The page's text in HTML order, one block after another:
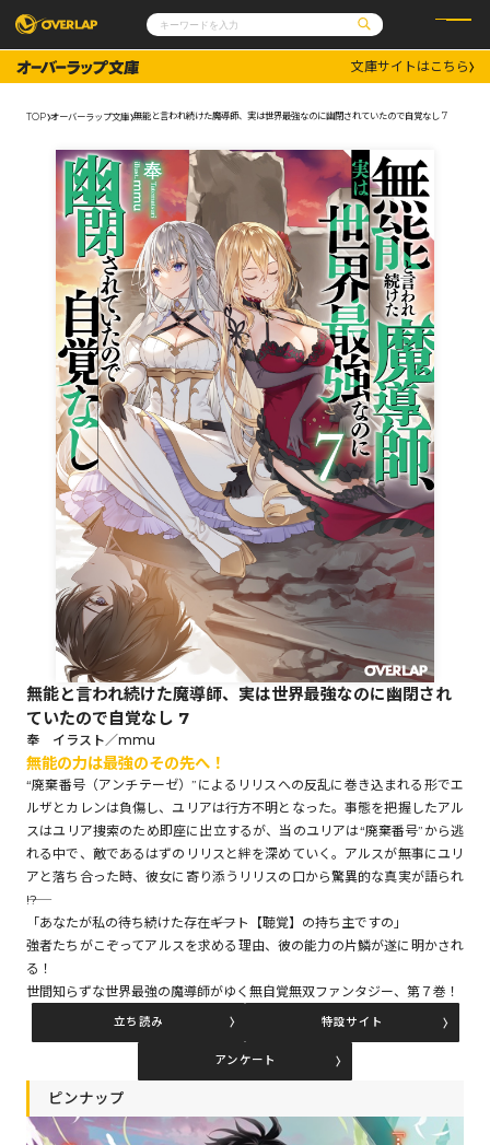
コミックガルド
コミッククリエ
文庫
ノベルス
その他
コミックエッセイ
ポケットモンスター
アニメ
ゲーム
通販・NEWS
OVERLAP STORE
オーバーラップ広報室
企業
会社概要
採用情報
アクセス
オーバーラップホールディングス
お問い合わせはこちら
オーバーラップ文庫
オーバーラップノベルス
オーバーラップノベルスf
ロサージュノベルス
コミックガルド
コミックパルフェ
文庫サイトはこちら
TOP オーバーラップ文庫 無能と言われ続けた魔導師、実は世界最強なのに幽閉されていたので自覚なし 7
無能と言われ続けた魔導師、実は世界最強なのに幽閉され
ていたので自覚なし 7
奉 イラスト／mmu
無能の力は最強のその先へ！
“廃棄番号（アンチテーゼ）”によるリリスへの反乱に巻き込まれる形でエ
ルザとカレンは負傷し、ユリアは行方不明となった。事態を把握したアル
スはユリア捜索のため即座に出立するが、当のユリアは“廃棄番号”から逃
れる中で、敵であるはずのリリスと絆を深めていく。アルスが無事にユリ
アと落ち合った時、彼女に寄り添うリリスの口から驚異的な真実が語られ
――!?
「あなたが私の待ち続けた存在――ギフト【聴覚】の持ち主ですの」
強者たちがこぞってアルスを求める理由、彼の能力の片鱗が遂に明かされ
る！
世間知らずな世界最強の魔導師がゆく無自覚無双ファンタジー、第７巻！
立ち読み 特設サイト
アンケート
ピンナップ